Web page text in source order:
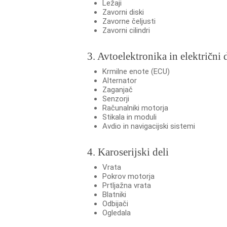
Ležaji
Zavorni diski
Zavorne čeljusti
Zavorni cilindri
3. Avtoelektronika in električni
Krmilne enote (ECU)
Alternator
Zaganjač
Senzorji
Računalniki motorja
Stikala in moduli
Avdio in navigacijski sistemi
4. Karoserijski deli
Vrata
Pokrov motorja
Prtljažna vrata
Blatniki
Odbijači
Ogledala